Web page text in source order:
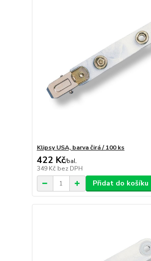
Klipsy USA, barva čirá / 100 ks
422 Kč/bal.
349 Kč bez DPH
Přidat do košíku